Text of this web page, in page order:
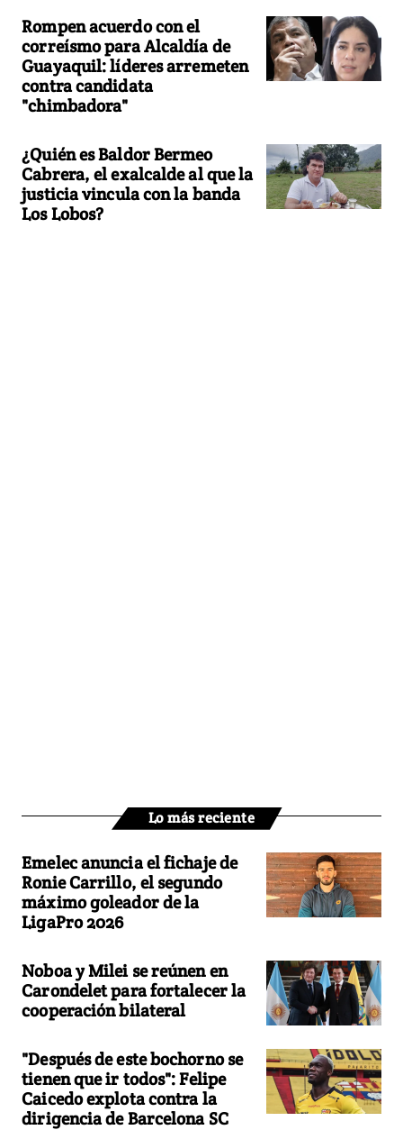
Rompen acuerdo con el
correísmo para Alcaldía de
Guayaquil: líderes arremeten
contra candidata
"chimbadora"
¿Quién es Baldor Bermeo
Cabrera, el exalcalde al que la
justicia vincula con la banda
Los Lobos?
Lo más reciente
Emelec anuncia el fichaje de
Ronie Carrillo, el segundo
máximo goleador de la
LigaPro 2026
Noboa y Milei se reúnen en
Carondelet para fortalecer la
cooperación bilateral
"Después de este bochorno se
tienen que ir todos": Felipe
Caicedo explota contra la
dirigencia de Barcelona SC